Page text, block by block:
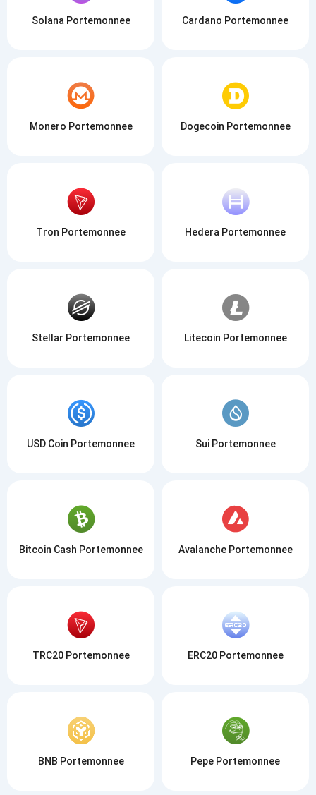
Solana Portemonnee Cardano Portemonnee
Monero Portemonnee Dogecoin Portemonnee
Tron Portemonnee Hedera Portemonnee
Stellar Portemonnee Litecoin Portemonnee
USD Coin Portemonnee Sui Portemonnee
Bitcoin Cash Portemonnee Avalanche Portemonnee
TRC20 Portemonnee ERC20 Portemonnee
BNB Portemonnee Pepe Portemonnee